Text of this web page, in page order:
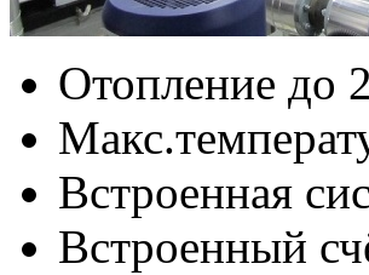
Отопление до
Встроенная
Встроенный